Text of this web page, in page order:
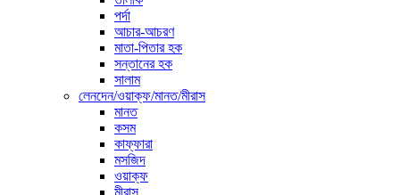
পর্দা
আচার-আচরণ
মাতা-পিতার হক
সন্তানের হক
সালাম
লেনদেন/ওয়াক্ফ/মানত/মীরাস
মানত
কসম
কাফ্ফারা
মসজিদ
ওয়াক্ফ
মীরাস